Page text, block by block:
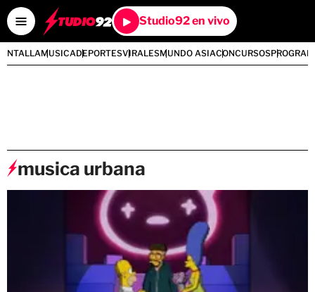
Studio92 en vivo
MUSICADEPORTESVIRALESMUNDO ASIACONCURSOS
musica urbana